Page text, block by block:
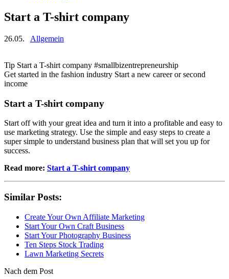
Start a T-shirt company
26.05. Allgemein
Tip Start a T-shirt company #smallbizentrepreneurship
Get started in the fashion industry Start a new career or second
income
Start a T-shirt company
Start off with your great idea and turn it into a profitable and easy to
use marketing strategy. Use the simple and easy steps to create a
super simple to understand business plan that will set you up for
success.
Read more: Start a T-shirt company
Similar Posts:
Create Your Own Affiliate Marketing
Start Your Own Craft Business
Start Your Photography Business
Ten Steps Stock Trading
Lawn Marketing Secrets
Nach dem Post